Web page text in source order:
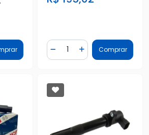
Diminuir Quantidade
Quantidade
AdicionarComprar